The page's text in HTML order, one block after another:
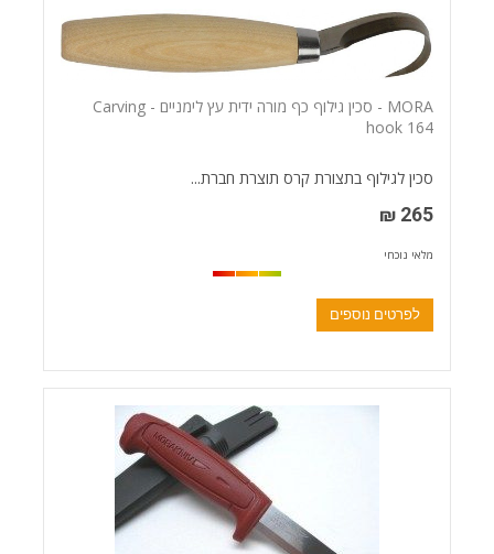
MORA - סכין גילוף כף מורה ידית עץ לימניים - Carving
hook 164
סכין לגילוף בתצורת קרס תוצרת חברת...
265 ₪
מלאי נוכחי
לפרטים נוספים